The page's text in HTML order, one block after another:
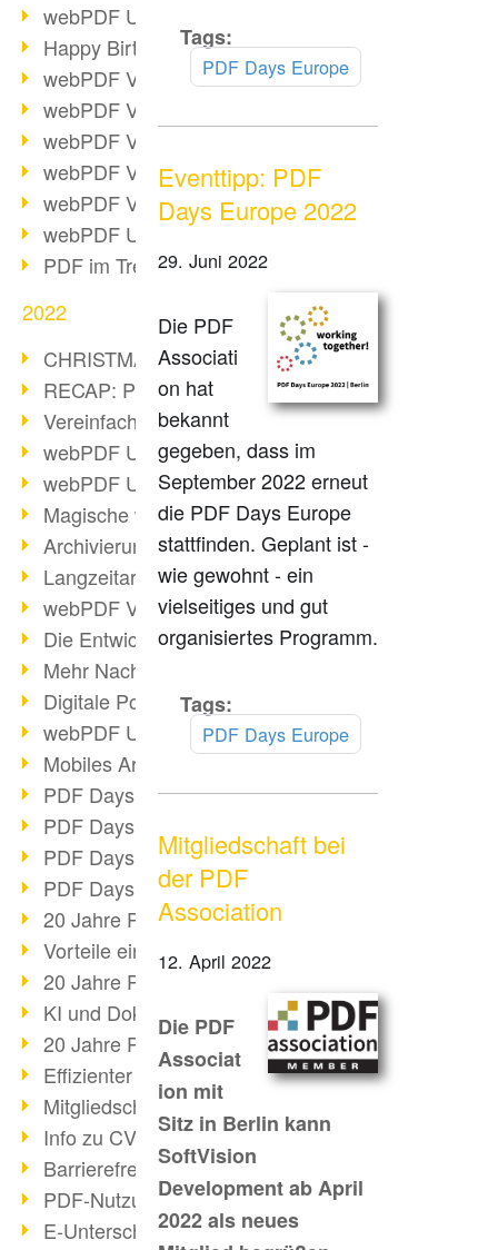
webPDF Update 9.0.0.2898
Happy Birthday, PDF!
webPDF Video-Session 4
webPDF Video-Session 3
webPDF Video-Session 2
webPDF Video-Session 1
webPDF Video-Session Termine
webPDF Update 9.0.0.2843
PDF im Trend
2022
CHRISTMAS 2022 loading
RECAP: PDF Days Europe 2022
Vereinfachung Personalprozesse
webPDF Update 8.0.0.2727
webPDF Update 9.0.0.2732
Magische webPDF Version 9
Archivierung: Aufbewahrungsfristen
Langzeitarchivierung mit PDF/A
webPDF Video - Behind the Scenes
Die Entwicklung von PDF/X
Mehr Nachhaltigkeit durch PDF
Digitale Post als PDF/A
webPDF Update 8.0.0.2531
Mobiles Arbeiten mit PDF
PDF Days 2022 Themenblock 3
PDF Days 2022 Themenblock 2
PDF Days 2022 Themenblock 1
PDF Days Europe 2022
20 Jahre PDF/X (Teil 3)
Vorteile einer PDF-Businesslösung
20 Jahre PDF/X (Teil 2)
KI und Dokumenten-Management
20 Jahre PDF/X (Teil 1)
Effizienter Dokumenten Workflow
Mitgliedschaft PDF Association
Info zu CVE-2022-22965
Barrierefreiheit mehr als Inklusion
PDF-Nutzung durch Pandemie
E-Unterschriften für Verwaltung
Tags:
PDF Days Europe
Eventtipp: PDF
Days Europe 2022
29. Juni 2022
Die PDF
Associati
on hat
bekannt
gegeben, dass im
September 2022 erneut
die PDF Days Europe
stattfinden. Geplant ist -
wie gewohnt - ein
vielseitiges und gut
organisiertes Programm.
Tags:
PDF Days Europe
Mitgliedschaft bei
der PDF
Association
12. April 2022
Die PDF
Associat
ion mit
Sitz in Berlin kann
SoftVision
Development ab April
2022 als neues